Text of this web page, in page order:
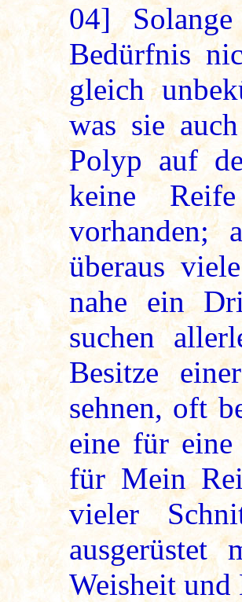
04]
Bedürfnis
gleich
was sie
Polyp auf
keine
vorhanden;
überaus
nahe ein
suchen
Besitze
sehnen, oft
eine für eine
für Mein
vieler
Weisheit